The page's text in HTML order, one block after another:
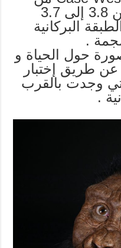
تحديد عمر الجمجمة من 3.8 إلى 3.7
البركانية
.
حول الحياة و
عن طريق إختبار
وجدت بالقرب
.